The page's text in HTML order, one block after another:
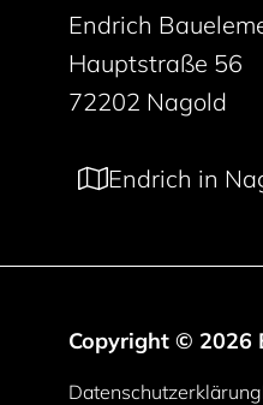
Endrich
Hauptstraße 56
72202 Nagold
Endrich in
Copyright © 2026
Rechtliche
Datenschutzerklärung